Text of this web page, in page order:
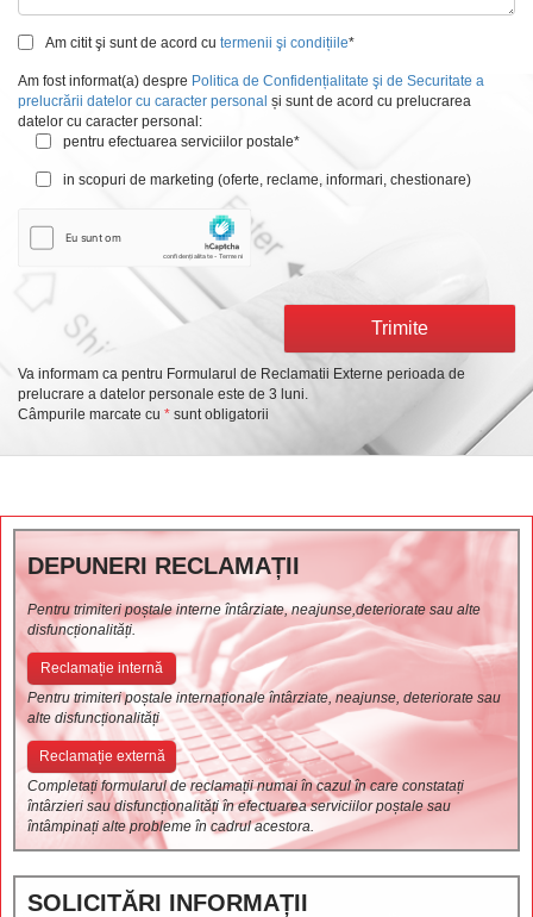
Am citit şi sunt de acord cu termenii şi condițiile*
Am fost informat(a) despre Politica de Confidențialitate şi de Securitate a
prelucrării datelor cu caracter personal și sunt de acord cu prelucrarea
datelor cu caracter personal:
pentru efectuarea serviciilor postale*
in scopuri de marketing (oferte, reclame, informari, chestionare)
Trimite
Va informam ca pentru Formularul de Reclamatii Externe perioada de
prelucrare a datelor personale este de 3 luni.
Câmpurile marcate cu * sunt obligatorii
DEPUNERI RECLAMAȚII
Pentru trimiteri poștale interne întârziate, neajunse,deteriorate sau alte
disfuncționalități.
Reclamație internă
Pentru trimiteri poștale internaționale întârziate, neajunse, deteriorate sau
alte disfuncționalități
Reclamație externă
Completați formularul de reclamații numai în cazul în care constatați
întârzieri sau disfuncționalități în efectuarea serviciilor poștale sau
întâmpinați alte probleme în cadrul acestora.
SOLICITĂRI INFORMAȚII